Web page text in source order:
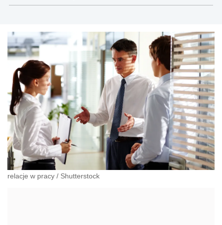
relacje w pracy / Shutterstock